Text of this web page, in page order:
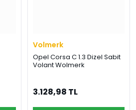
Volmerk
Opel Corsa C 1.3 Dizel Sabit
Volant Wolmerk
3.128,98 TL